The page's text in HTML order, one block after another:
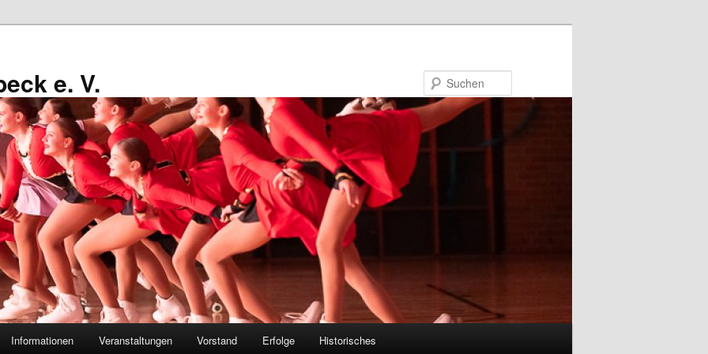
e. V.
Informationen Veranstaltungen Vorstand Erfolge Historisches